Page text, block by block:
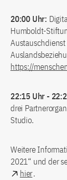
20:00 Uhr:
Humboldt-
https://
22:15 Uhr -
drei
Studio.
Weitere
2021“ und der
hier.